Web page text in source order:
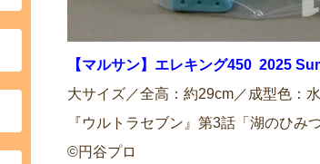
【マルサン】エレキング450 2025
大サイズ／全高：約29cm／成型色：
『ウルトラセブン』第3話「湖のひみ
©円谷プロ